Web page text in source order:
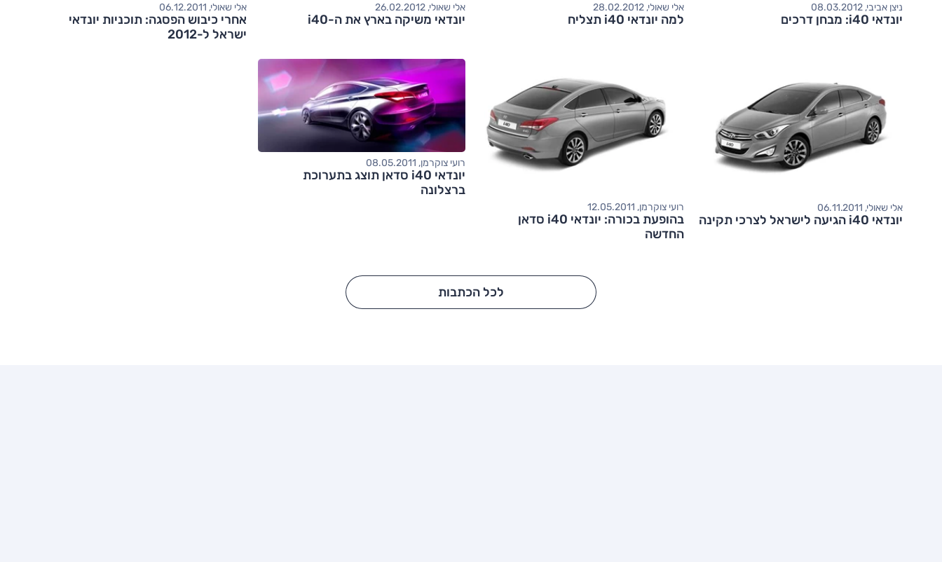
ניצן אביבי, 08.03.2012
יונדאי i40: מבחן דרכים
אלי שאולי, 28.02.2012
למה יונדאי i40 תצליח
אלי שאולי, 26.02.2012
יונדאי משיקה בארץ את ה-i40
אלי שאולי, 06.12.2011
אחרי כיבוש הפסגה: תוכניות יונדאי
ישראל ל-2012
אלי שאולי, 06.11.2011
יונדאי i40 הגיעה לישראל לצרכי תקינה
רועי צוקרמן, 12.05.2011
בהופעת בכורה: יונדאי i40 סדאן
החדשה
רועי צוקרמן, 08.05.2011
יונדאי i40 סדאן תוצג בתערוכת
ברצלונה
לכל הכתבות